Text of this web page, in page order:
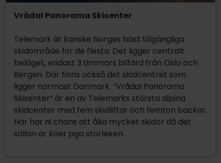
Vrådal Panorama Skicenter
Telemark är kanske Norges bäst tillgängliga
skidområde för de flesta. Det ligger centralt
beläget, endast 3 timmars bilfärd från Oslo och
Bergen. Där finns också det skidcentret som
ligger närmast Danmark. ”Vrådal Panorama
Skisenter” är en av Telemarks största alpina
skidcenter med fem skidliftar och femton backar.
Här har ni chans att åka mycket skidor då det
sällan är köer pga storleken.